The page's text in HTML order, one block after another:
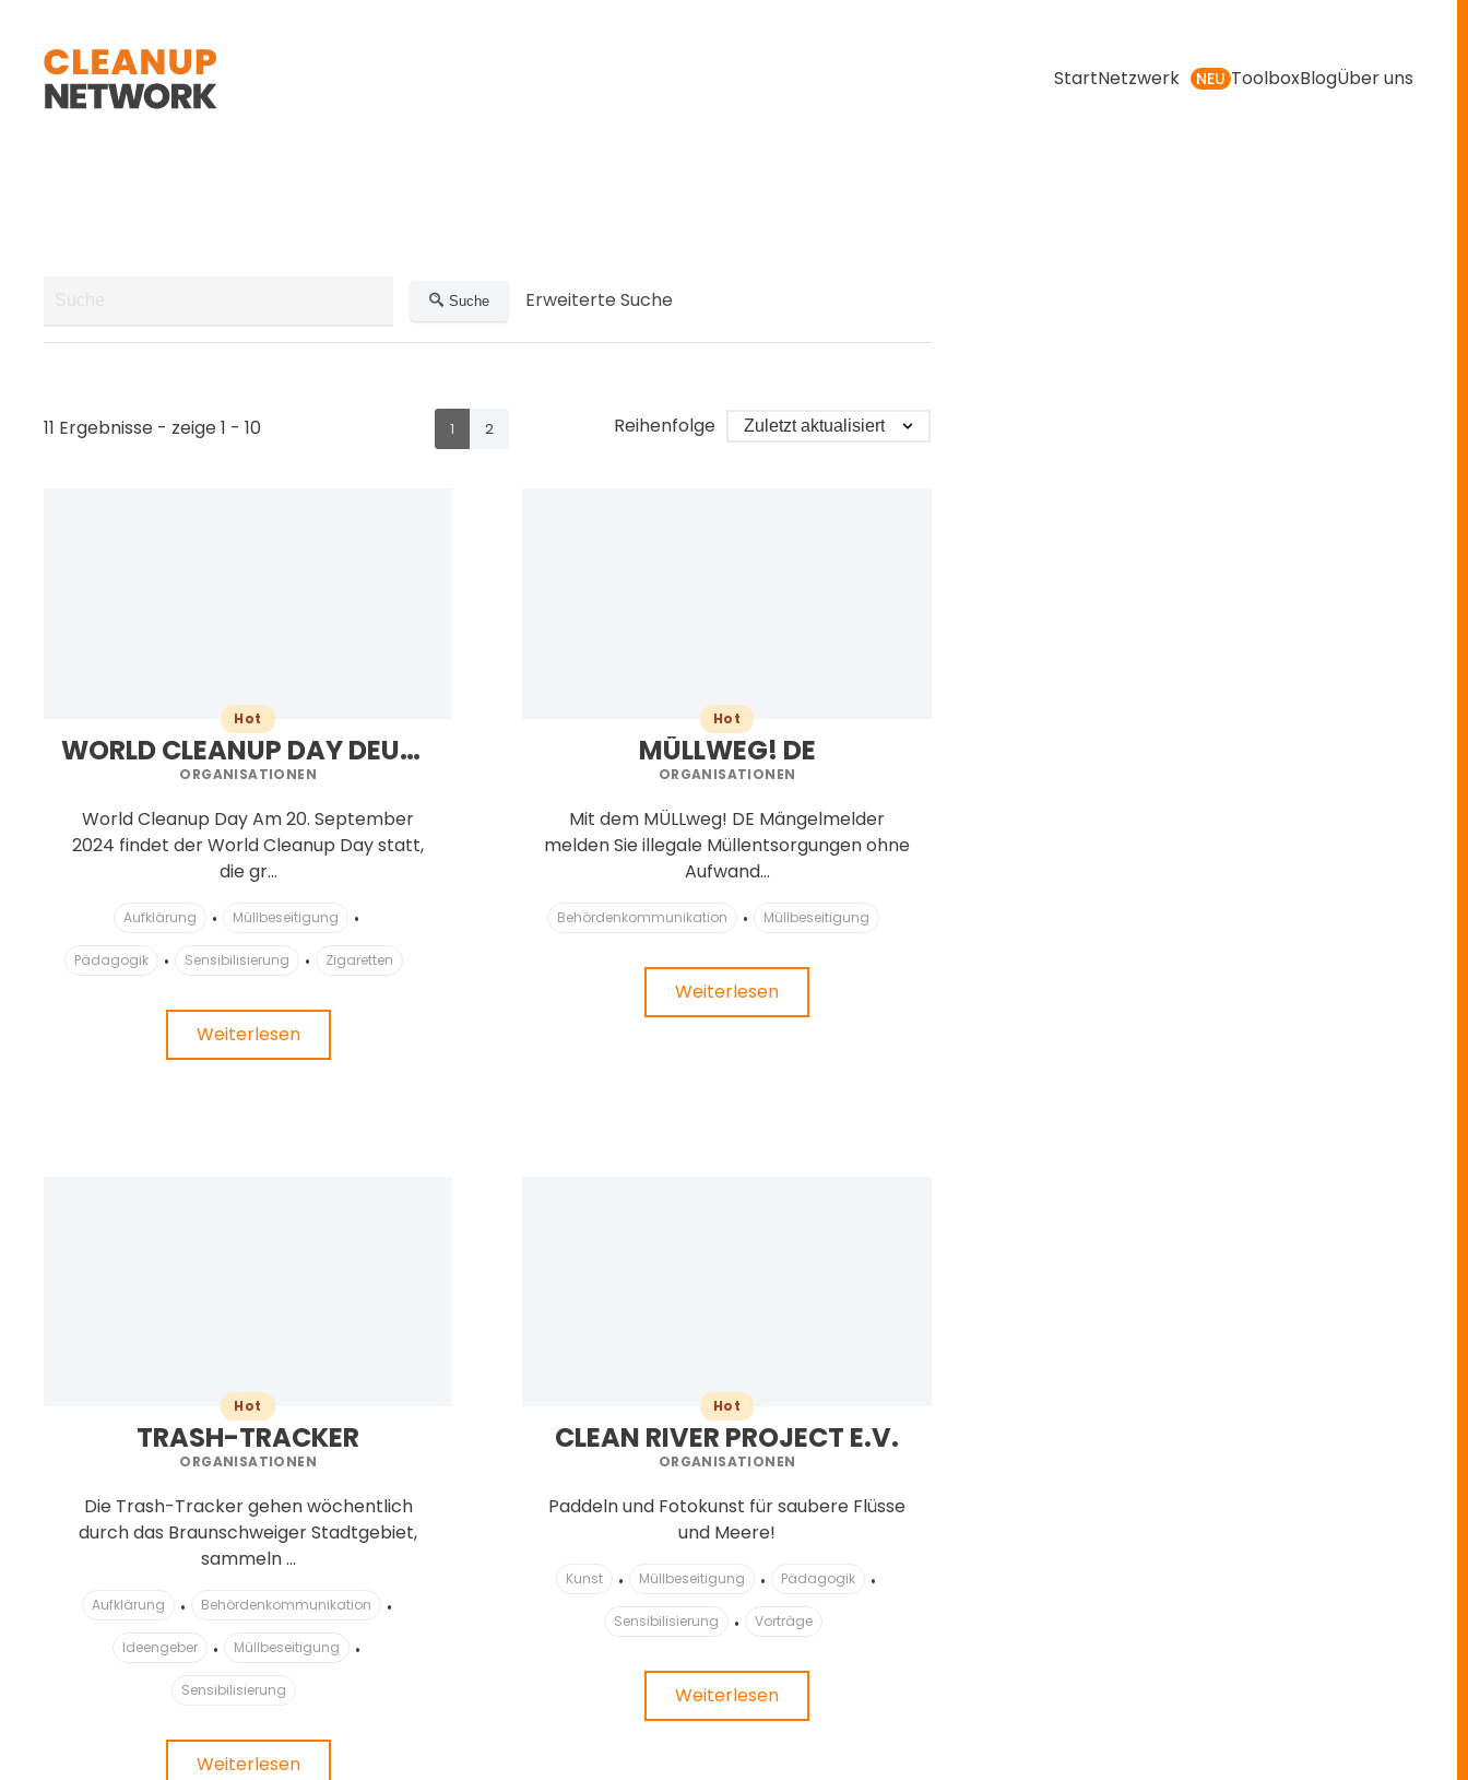
Zum Hauptinhalt springen StartNetzwerk NEU ToolboxBlogÜber uns
Suche Erweiterte Suche
11 Ergebnisse - zeige 1 - 10 1 2 Reihenfolge
Hot
WORLD CLEANUP DAY DEUTSCHLAND C/O LET'S DO IT! GERMANY E.V.
ORGANISATIONEN
World Cleanup Day Am 20. September
2024 findet der World Cleanup Day statt,
die gr...
Aufklärung Müllbeseitigung
Pädagogik Sensibilisierung Zigaretten
Weiterlesen
Hot
MÜLLWEG! DE
ORGANISATIONEN
Mit dem MÜLLweg! DE Mängelmelder
melden Sie illegale Müllentsorgungen ohne
Aufwand...
Behördenkommunikation Müllbeseitigung
Weiterlesen
Hot
TRASH-TRACKER
ORGANISATIONEN
Die Trash-Tracker gehen wöchentlich
durch das Braunschweiger Stadtgebiet,
sammeln ...
Aufklärung Behördenkommunikation
Ideengeber Müllbeseitigung
Sensibilisierung
Weiterlesen
Hot
CLEAN RIVER PROJECT E.V.
ORGANISATIONEN
Paddeln und Fotokunst für saubere Flüsse
und Meere!
Kunst Müllbeseitigung Pädagogik
Sensibilisierung Vorträge
Weiterlesen